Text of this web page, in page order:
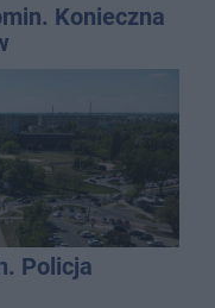
Konieczna
Policja